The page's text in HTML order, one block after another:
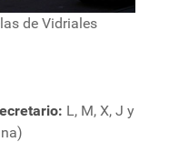
de Vidriales
L, M, X, J y